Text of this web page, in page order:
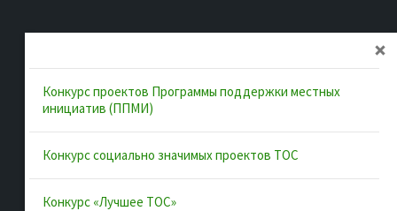
Об ассоциации
Документы
Муниципальные образования
Конкурсы и лучшие практики
Контакты
Конкурс проектов Программы поддержки местных
инициатив (ППМИ)
Конкурс социально значимых проектов ТОС
Конкурс «Лучшее ТОС»